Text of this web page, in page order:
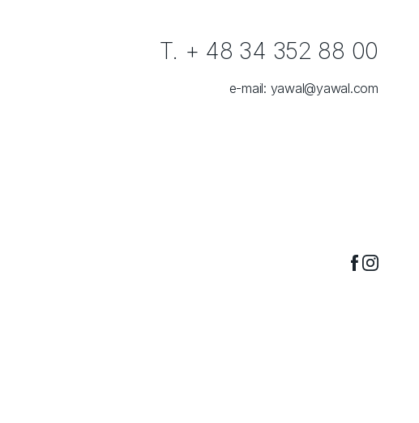
T. + 48 34 352 88 00
e-mail: yawal@yawal.com